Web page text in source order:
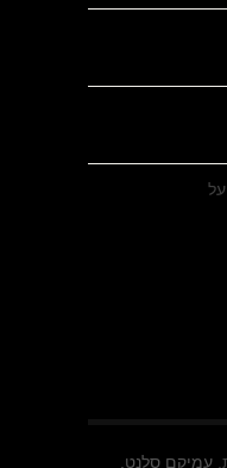
על
עמיקם סלנט.